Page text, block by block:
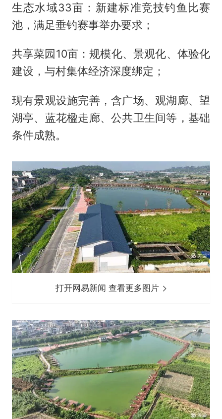
生态水域33亩：新建标准竞技钓鱼比赛
池，满足垂钓赛事举办要求；
共享菜园10亩：规模化、景观化、体验化
建设，与村集体经济深度绑定；
现有景观设施完善，含广场、观湖廊、望
湖亭、蓝花楹走廊、公共卫生间等，基础
条件成熟。
打开网易新闻 查看更多图片